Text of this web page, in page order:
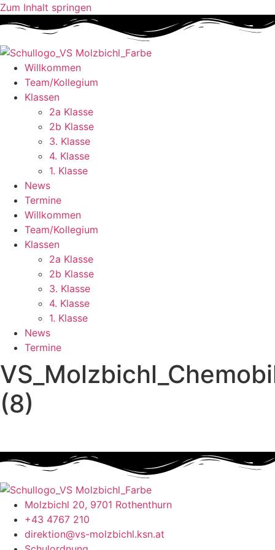
Zum Inhalt springen
Willkommen
Team/Kollegium
Klassen
2a Klasse
2b Klasse
3. Klasse
4. Klasse
1. Klasse
News
Termine
Willkommen
Team/Kollegium
Klassen
2a Klasse
2b Klasse
3. Klasse
4. Klasse
1. Klasse
News
Termine
(8)
Molzbichl 20, 9701 Rothenthurn
+43 4767 210
direktion@vs-molzbichl.ksn.at